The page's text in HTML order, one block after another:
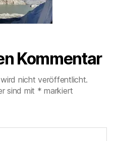
Kommentar
nicht veröffentlicht.
sind mit * markiert